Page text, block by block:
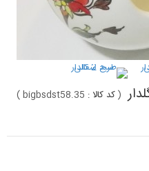
(کد کالا : bigbsdst58.35
)